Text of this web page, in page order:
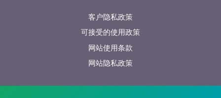
客户隐私政策
可接受的使用政策
网站使用条款
网站隐私政策